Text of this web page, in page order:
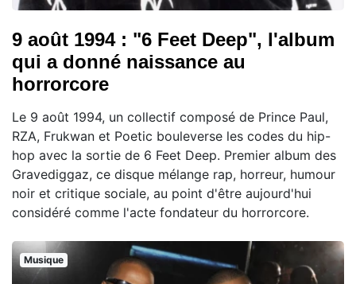
9 août 1994 : "6 Feet Deep", l'album
qui a donné naissance au
horrorcore
Le 9 août 1994, un collectif composé de Prince Paul,
RZA, Frukwan et Poetic bouleverse les codes du hip-
hop avec la sortie de 6 Feet Deep. Premier album des
Gravediggaz, ce disque mélange rap, horreur, humour
noir et critique sociale, au point d'être aujourd'hui
considéré comme l'acte fondateur du horrorcore.
Musique